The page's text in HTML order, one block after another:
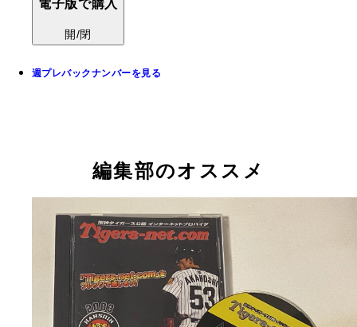
電子版で購入
開/閉
週プレバックナンバーを見る
編集部のオススメ